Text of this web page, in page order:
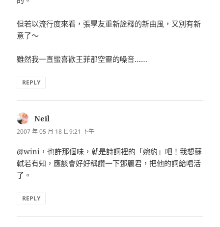
但若以流行度來看，張學友重新詮釋的新曲風，又別有新
意了～
雖然我一直蠻喜歡王菲那空靈的嗓音……
REPLY
Neil
示:
2007 年 05 月 18 日9:21 下午
@wini，也許那個味，就是詩詞裡的「婉約」吧！我想蘇
軾若有知，應該會好好稱讚一下鄧麗君，把他的詞給唱活
了。
REPLY